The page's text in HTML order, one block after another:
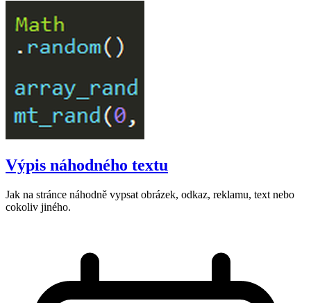
Výpis náhodného textu
Jak na stránce náhodně vypsat obrázek, odkaz, reklamu, text nebo
cokoliv jiného.